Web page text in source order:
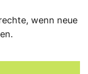
wenn neue